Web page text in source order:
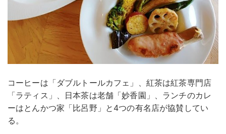
コーヒーは「ダブルトールカフェ」、紅茶は紅茶専門店
「ラティス」、日本茶は老舗「妙香園」、ランチのカレ
ーはとんかつ家「比呂野」と4つの有名店が協賛してい
る。